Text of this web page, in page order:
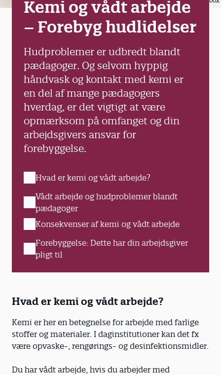
Kemi og vådt arbejde
– Forebyg hudlidelser
Hudproblemer er udbredt blandt
pædagoger. Og selvom hyppig
håndvask og kontakt med kemi er
en del af mange pædagogers
hverdag, er det vigtigt at være
opmærksom på omfanget og din
arbejdsgivers ansvar for
forebyggelse.
Hvad er kemi og vådt arbejde?
Vådt arbejde og hudproblemer blandt
pædagoger
Konsekvenser af kemi og vådt arbejde
Forebyggelse: Dette har din arbejdsgiver
pligt til
Hvad er kemi og vådt arbejde?
Kemi er her en betegnelse for arbejde med farlige
stoffer og materialer. I daginstitutioner kan det fx
være opvaske-, rengørings- og desinfektionsmidler.
Du har vådt arbejde, hvis du arbejder med